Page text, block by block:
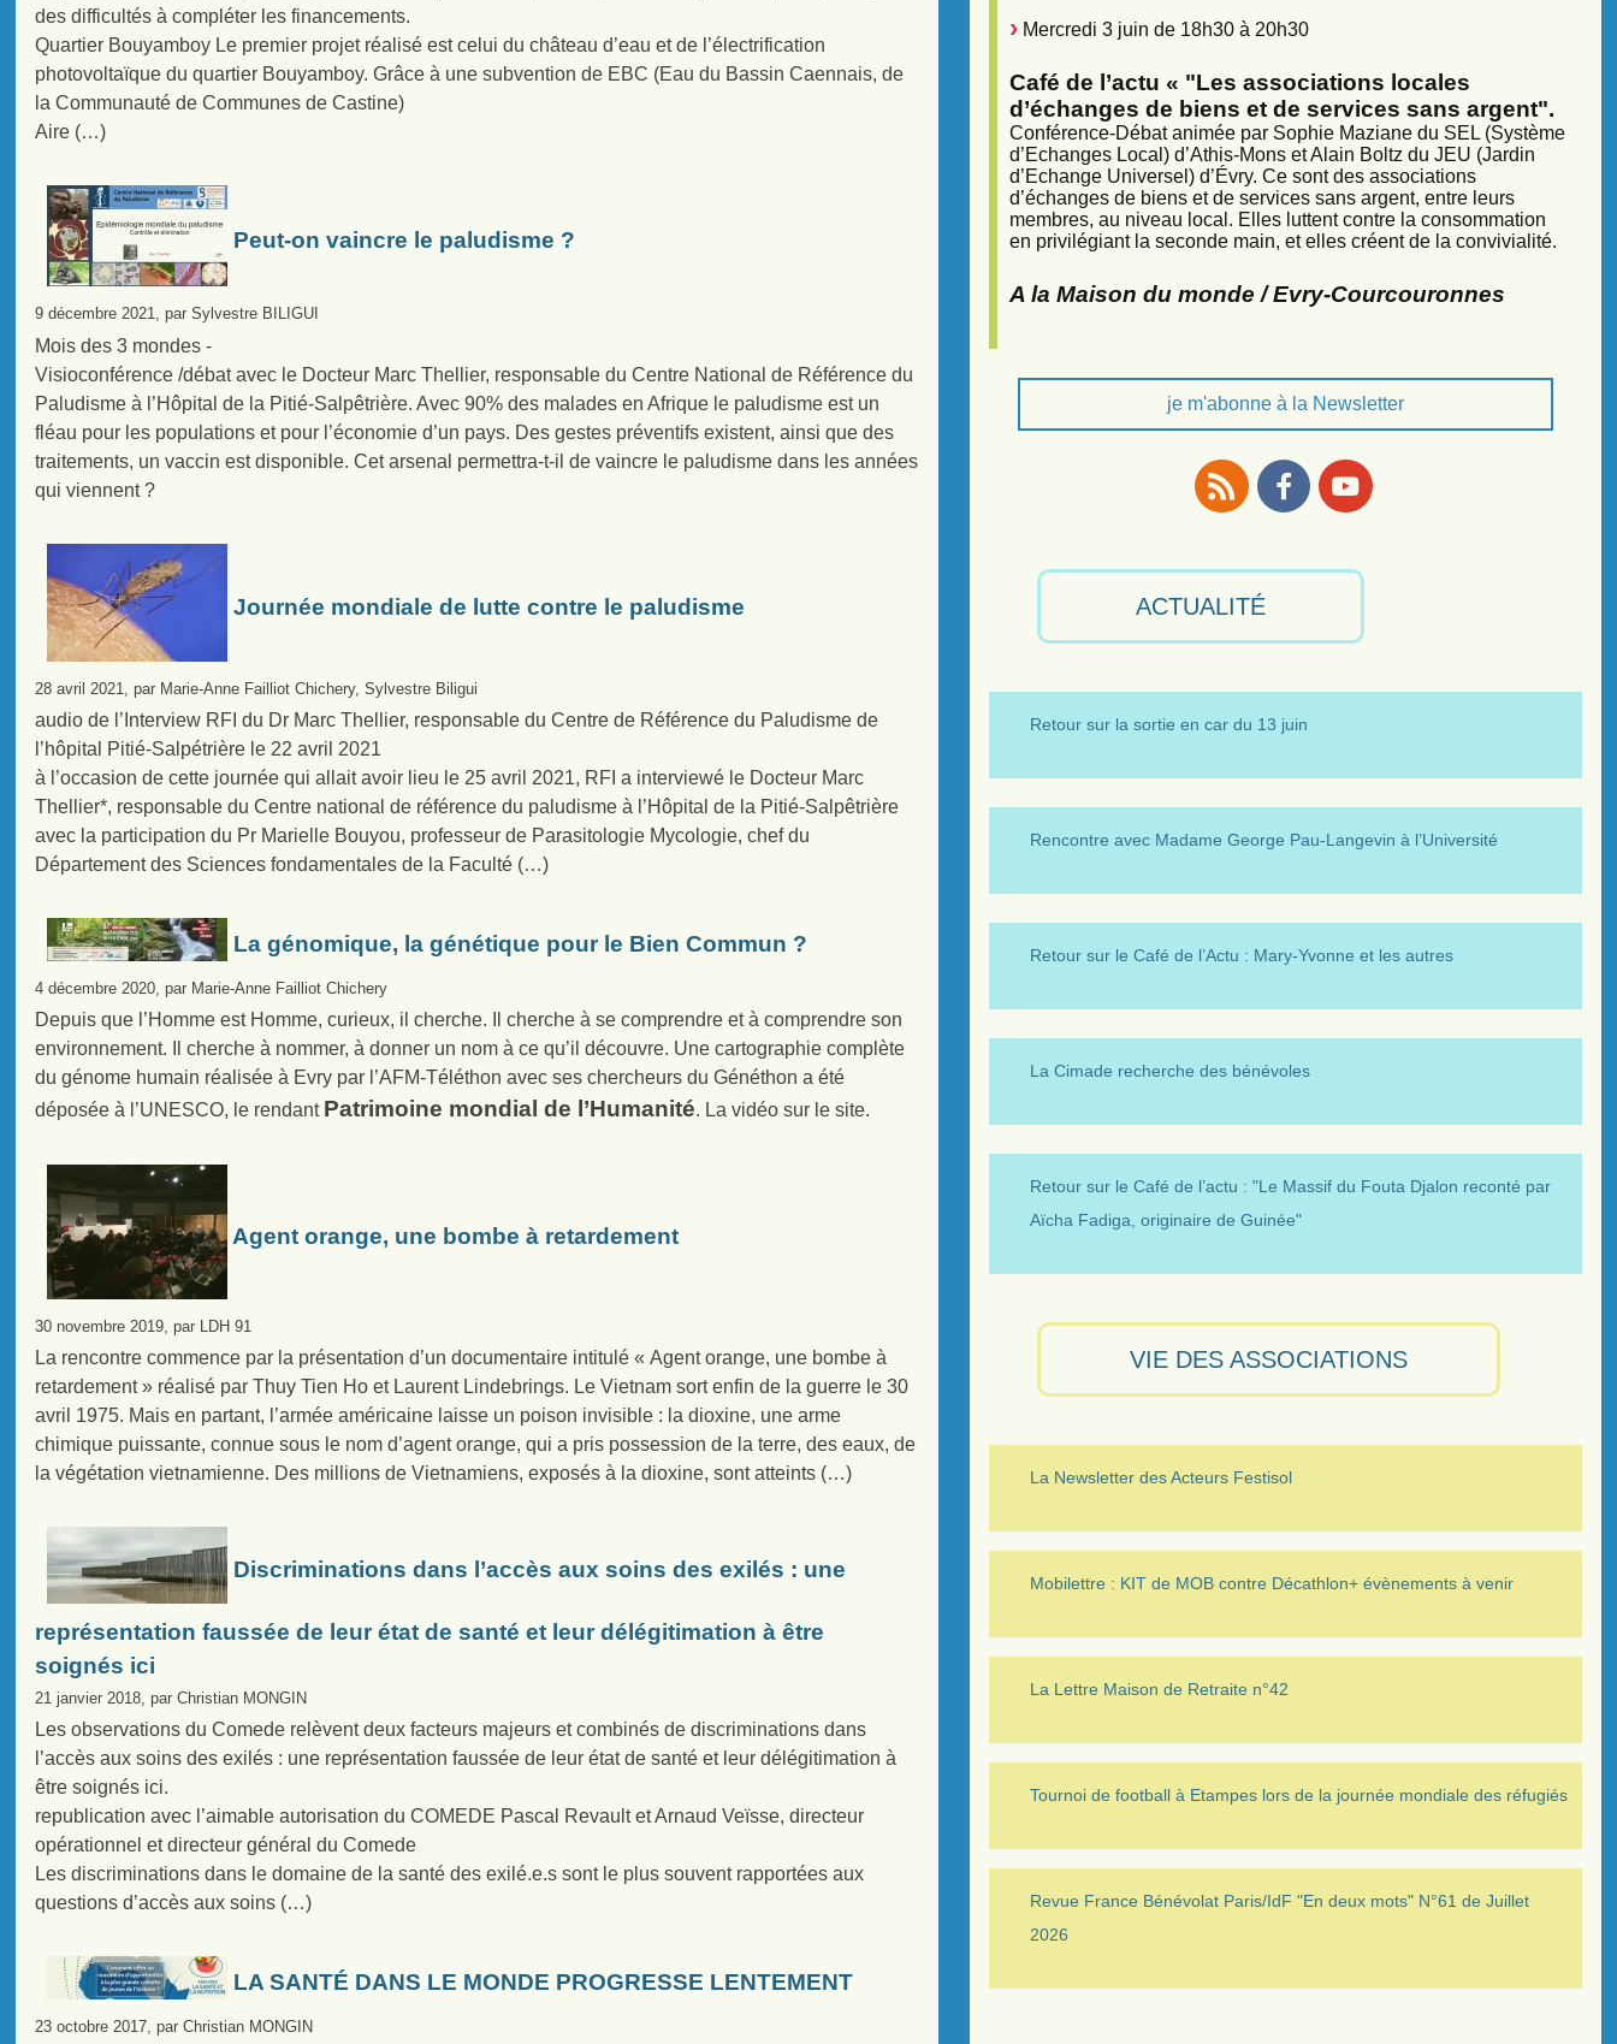
Mercredi 3 juin de 18h30 à 20h30
Café de l’actu « "Les associations locales
d’échanges de biens et de services sans argent".
Conférence-Débat animée par Sophie Maziane du SEL (Système
d’Echanges Local) d’Athis-Mons et Alain Boltz du JEU (Jardin
d’Echange Universel) d’Évry. Ce sont des associations
d’échanges de biens et de services sans argent, entre leurs
membres, au niveau local. Elles luttent contre la consommation
en privilégiant la seconde main, et elles créent de la convivialité.
A la Maison du monde / Evry-Courcouronnes
je m'abonne à la Newsletter
ACTUALITÉ
Retour sur la sortie en car du 13 juin
Rencontre avec Madame George Pau-Langevin à l’Université
Retour sur le Café de l’Actu : Mary-Yvonne et les autres
La Cimade recherche des bénévoles
Retour sur le Café de l’actu : "Le Massif du Fouta Djalon reconté par
Aïcha Fadiga, originaire de Guinée"
VIE DES ASSOCIATIONS
La Newsletter des Acteurs Festisol
Mobilettre : KIT de MOB contre Décathlon+ évènements à venir
La Lettre Maison de Retraite n°42
Tournoi de football à Etampes lors de la journée mondiale des réfugiés
Revue France Bénévolat Paris/IdF "En deux mots" N°61 de Juillet
2026
des difficultés à compléter les financements.
Quartier Bouyamboy Le premier projet réalisé est celui du château d’eau et de l’électrification
photovoltaïque du quartier Bouyamboy. Grâce à une subvention de EBC (Eau du Bassin Caennais, de
la Communauté de Communes de Castine)
Aire (…)
Peut-on vaincre le paludisme ?
9 décembre 2021, par Sylvestre BILIGUI
Mois des 3 mondes -
Visioconférence /débat avec le Docteur Marc Thellier, responsable du Centre National de Référence du
Paludisme à l’Hôpital de la Pitié-Salpêtrière. Avec 90% des malades en Afrique le paludisme est un
fléau pour les populations et pour l’économie d’un pays. Des gestes préventifs existent, ainsi que des
traitements, un vaccin est disponible. Cet arsenal permettra-t-il de vaincre le paludisme dans les années
qui viennent ?
Journée mondiale de lutte contre le paludisme
28 avril 2021, par Marie-Anne Failliot Chichery, Sylvestre Biligui
audio de l’Interview RFI du Dr Marc Thellier, responsable du Centre de Référence du Paludisme de
l’hôpital Pitié-Salpétrière le 22 avril 2021
à l’occasion de cette journée qui allait avoir lieu le 25 avril 2021, RFI a interviewé le Docteur Marc
Thellier*, responsable du Centre national de référence du paludisme à l’Hôpital de la Pitié-Salpêtrière
avec la participation du Pr Marielle Bouyou, professeur de Parasitologie Mycologie, chef du
Département des Sciences fondamentales de la Faculté (…)
La génomique, la génétique pour le Bien Commun ?
4 décembre 2020, par Marie-Anne Failliot Chichery
Depuis que l’Homme est Homme, curieux, il cherche. Il cherche à se comprendre et à comprendre son
environnement. Il cherche à nommer, à donner un nom à ce qu’il découvre. Une cartographie complète
du génome humain réalisée à Evry par l’AFM-Téléthon avec ses chercheurs du Généthon a été
déposée à l’UNESCO, le rendant Patrimoine mondial de l’Humanité. La vidéo sur le site.
Agent orange, une bombe à retardement
30 novembre 2019, par LDH 91
La rencontre commence par la présentation d’un documentaire intitulé « Agent orange, une bombe à
retardement » réalisé par Thuy Tien Ho et Laurent Lindebrings. Le Vietnam sort enfin de la guerre le 30
avril 1975. Mais en partant, l’armée américaine laisse un poison invisible : la dioxine, une arme
chimique puissante, connue sous le nom d’agent orange, qui a pris possession de la terre, des eaux, de
la végétation vietnamienne. Des millions de Vietnamiens, exposés à la dioxine, sont atteints (…)
Discriminations dans l’accès aux soins des exilés : une
représentation faussée de leur état de santé et leur délégitimation à être
soignés ici
21 janvier 2018, par Christian MONGIN
Les observations du Comede relèvent deux facteurs majeurs et combinés de discriminations dans
l’accès aux soins des exilés : une représentation faussée de leur état de santé et leur délégitimation à
être soignés ici.
republication avec l’aimable autorisation du COMEDE Pascal Revault et Arnaud Veïsse, directeur
opérationnel et directeur général du Comede
Les discriminations dans le domaine de la santé des exilé.e.s sont le plus souvent rapportées aux
questions d’accès aux soins (…)
LA SANTÉ DANS LE MONDE PROGRESSE LENTEMENT
23 octobre 2017, par Christian MONGIN